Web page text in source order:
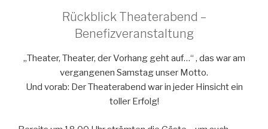
Rückblick Theaterabend –
Benefizveranstaltung
„Theater, Theater, der Vorhang geht auf…“ , das war am
vergangenen Samstag unser Motto.
Und vorab: Der Theaterabend war in jeder Hinsicht ein
toller Erfolg!